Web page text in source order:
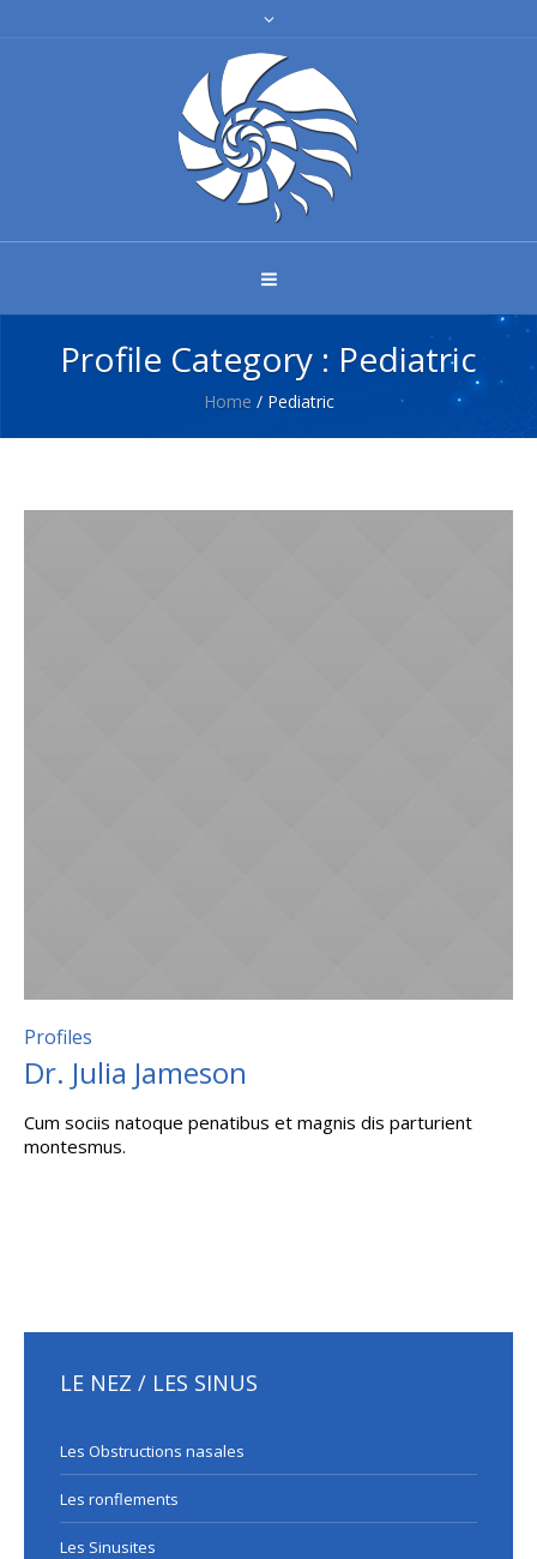
Profile Category : Pediatric
Home / Pediatric
Profiles
Dr. Julia Jameson
Cum sociis natoque penatibus et magnis dis parturient
montesmus.
LE NEZ / LES SINUS
Les Obstructions nasales
Les ronflements
Les Sinusites